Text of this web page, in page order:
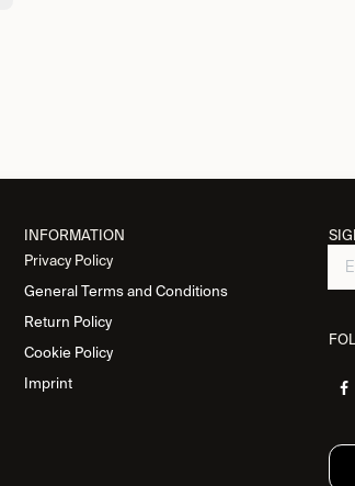
INFORMATION
Privacy Policy
General Terms and Conditions
Return Policy
Cookie Policy
Imprint